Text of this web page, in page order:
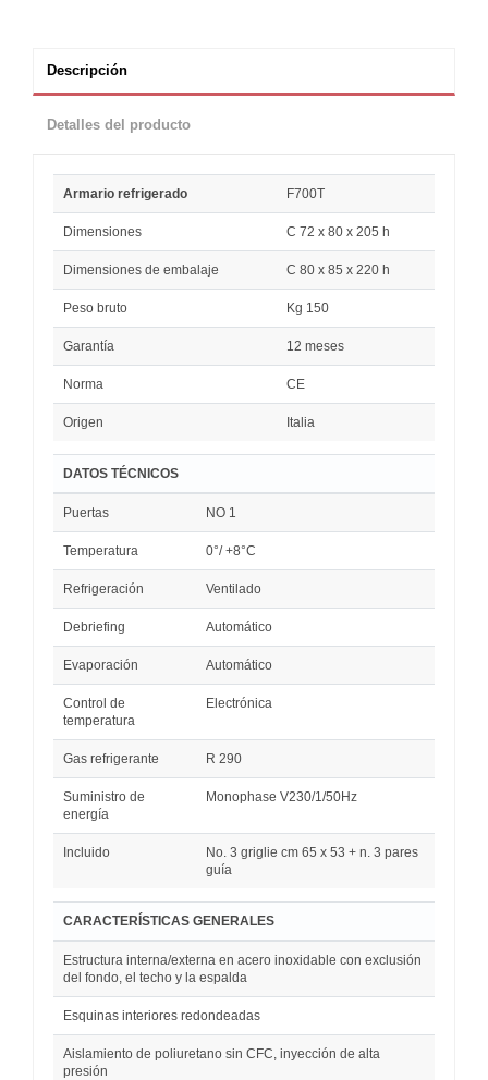
Descripción
Detalles del producto
Armario refrigerado F700T
Dimensiones C 72 x 80 x 205 h
Dimensiones de embalaje C 80 x 85 x 220 h
Peso bruto Kg 150
Garantía 12 meses
Norma CE
Origen Italia
DATOS TÉCNICOS
Puertas NO 1
Temperatura 0°/ +8°C
Refrigeración Ventilado
Debriefing Automático
Evaporación Automático
Control de
temperatura
Electrónica
Gas refrigerante R 290
Suministro de
energía
Monophase V230/1/50Hz
Incluido
No. 3 griglie cm 65 x 53 + n. 3 pares
guía
CARACTERÍSTICAS GENERALES
Estructura interna/externa en acero inoxidable con exclusión
del fondo, el techo y la espalda
Esquinas interiores redondeadas
Aislamiento de poliuretano sin CFC, inyección de alta
presión